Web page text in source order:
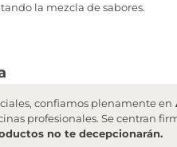
la mezcla de sabores.
confiamos plenamente en
profesionales. Se centran
no te decepcionarán.